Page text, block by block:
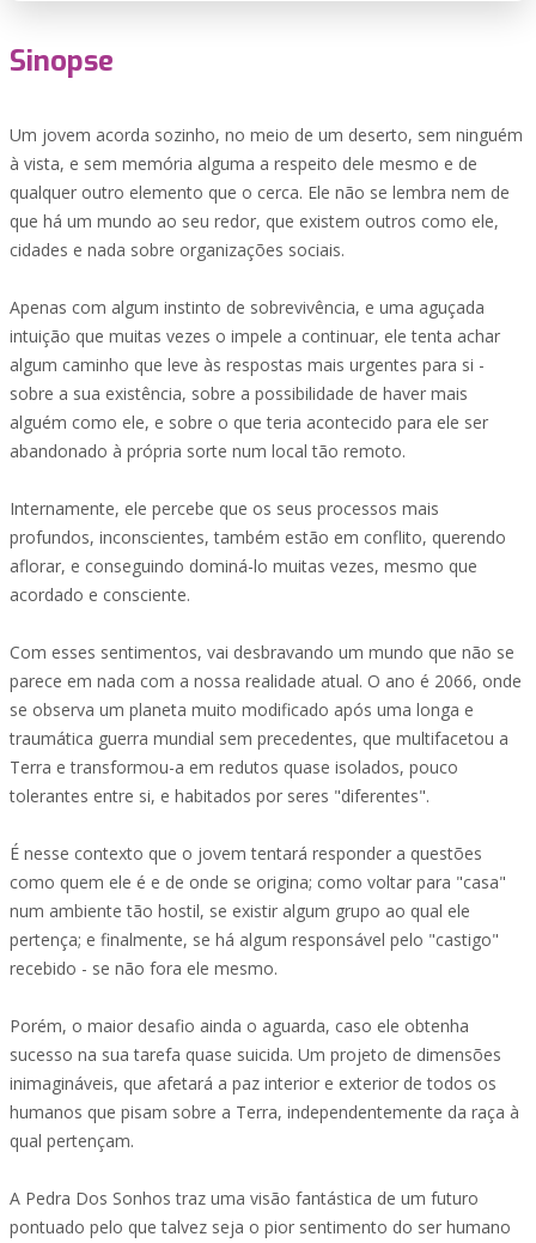
Sinopse
Um jovem acorda sozinho, no meio de um deserto, sem ninguém
à vista, e sem memória alguma a respeito dele mesmo e de
qualquer outro elemento que o cerca. Ele não se lembra nem de
que há um mundo ao seu redor, que existem outros como ele,
cidades e nada sobre organizações sociais.
Apenas com algum instinto de sobrevivência, e uma aguçada
intuição que muitas vezes o impele a continuar, ele tenta achar
algum caminho que leve às respostas mais urgentes para si -
sobre a sua existência, sobre a possibilidade de haver mais
alguém como ele, e sobre o que teria acontecido para ele ser
abandonado à própria sorte num local tão remoto.
Internamente, ele percebe que os seus processos mais
profundos, inconscientes, também estão em conflito, querendo
aflorar, e conseguindo dominá-lo muitas vezes, mesmo que
acordado e consciente.
Com esses sentimentos, vai desbravando um mundo que não se
parece em nada com a nossa realidade atual. O ano é 2066, onde
se observa um planeta muito modificado após uma longa e
traumática guerra mundial sem precedentes, que multifacetou a
Terra e transformou-a em redutos quase isolados, pouco
tolerantes entre si, e habitados por seres "diferentes".
É nesse contexto que o jovem tentará responder a questões
como quem ele é e de onde se origina; como voltar para "casa"
num ambiente tão hostil, se existir algum grupo ao qual ele
pertença; e finalmente, se há algum responsável pelo "castigo"
recebido - se não fora ele mesmo.
Porém, o maior desafio ainda o aguarda, caso ele obtenha
sucesso na sua tarefa quase suicida. Um projeto de dimensões
inimagináveis, que afetará a paz interior e exterior de todos os
humanos que pisam sobre a Terra, independentemente da raça à
qual pertençam.
A Pedra Dos Sonhos traz uma visão fantástica de um futuro
pontuado pelo que talvez seja o pior sentimento do ser humano